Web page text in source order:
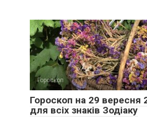
Гороскоп
Гороскоп на 29 вересня
для всіх знаків Зодіаку